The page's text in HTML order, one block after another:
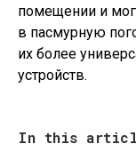
помещении и
в пасмурную
их более
устройств.
In this